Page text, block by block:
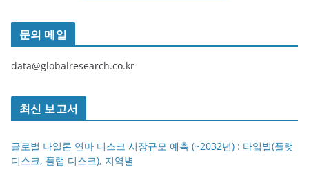
문의 메일
data@globalresearch.co.kr
최신 보고서
글로벌 나일론 연마 디스크 시장규모 예측 (~2032년) : 타입별(플랫
디스크, 플랩 디스크), 지역별